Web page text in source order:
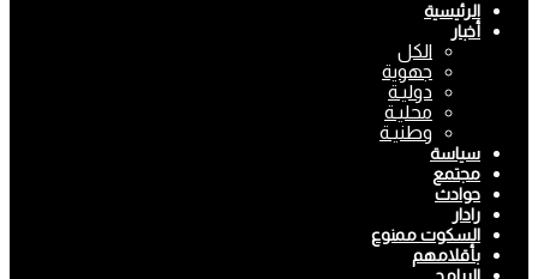
الرئيسية
أخبار
الكل
جهوية
دوليـة
محليـة
وطنيـة
سياسة
مجتمع
حوادث
رادار
السكوت ممنوع
بأقلامهم